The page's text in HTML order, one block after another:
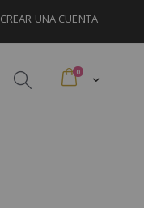
CREAR UNA CUENTA
Cart
0artículos